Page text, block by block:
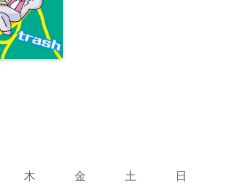
木 金 土
日